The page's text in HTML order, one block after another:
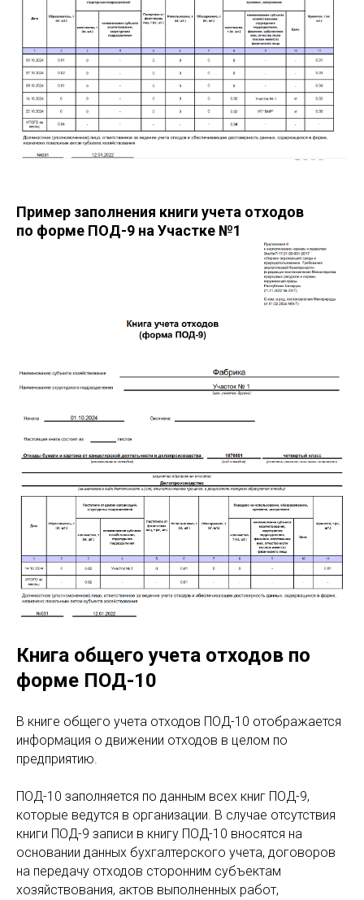
Пример заполнения книги учета отходов
по форме ПОД-9 на Участке №1
Книга общего учета отходов по
форме ПОД-10
В книге общего учета отходов ПОД-10 отображается
информация о движении отходов в целом по
предприятию.
ПОД-10 заполняется по данным всех книг ПОД-9,
которые ведутся в организации. В случае отсутствия
книги ПОД-9 записи в книгу ПОД-10 вносятся на
основании данных бухгалтерского учета, договоров
на передачу отходов сторонним субъектам
хозяйствования, актов выполненных работ,